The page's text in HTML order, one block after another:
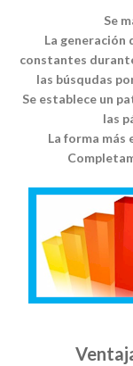
Se
La
constantes
las búsqudas
Se establece un
las
La forma más